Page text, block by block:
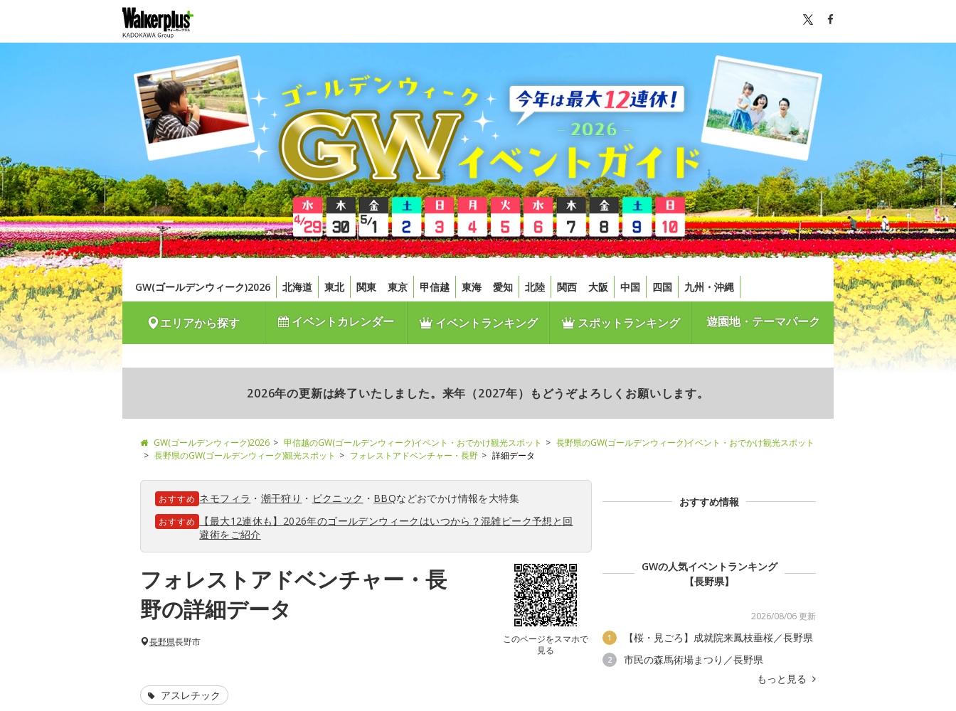
GW(ゴールデンウィーク)2026 北海道 東北 関東 東京 甲信越 東海 愛知 北陸 関西 大阪 中国 四国 九州・沖縄
エリアから探す イベントカレンダー イベントランキング スポットランキング 遊園地・テーマパーク
2026年の更新は終了いたしました。来年（2027年）もどうぞよろしくお願いします。
GW(ゴールデンウィーク)2026 甲信越のGW(ゴールデンウィーク)イベント・おでかけ観光スポット
長野県のGW(ゴールデンウィーク)イベント・おでかけ観光スポット
長野県のGW(ゴールデンウィーク)観光スポット
フォレストアドベンチャー・長野 詳細データ
おすすめ ネモフィラ ・ 潮干狩り ・ ピクニック ・ BBQなどおでかけ情報を大特集
おすすめ
【最大12連休も】2026年のゴールデンウィークはいつから？混雑ピーク予想と回
避術をご紹介
フォレストアドベンチャー・長
野の詳細データ
このページをスマホで
見る
長野県長野市
アスレチック
おすすめ情報
GWの人気イベントランキング
【長野県】
2026/08/06 更新
1 【桜・見ごろ】成就院来鳳枝垂桜／長野県
2
市民の森馬術場まつり／長野県
もっと見る